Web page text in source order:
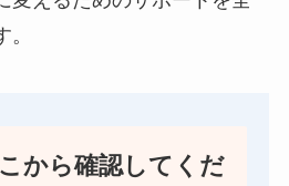
から確認してくだ